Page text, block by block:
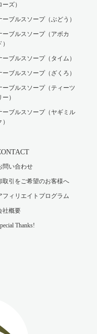
ーズ）
ーブルスソープ（ぶどう）
ーブルスソープ（アボカ
）
ーブルスソープ（タイム）
ーブルスソープ（ざくろ）
ーブルスソープ（ティーツ
ー）
ーブルスソープ（ヤギミル
）
問い合わせ
取引をご希望のお客様へ
フィリエイトプログラム
社概要
Thanks!